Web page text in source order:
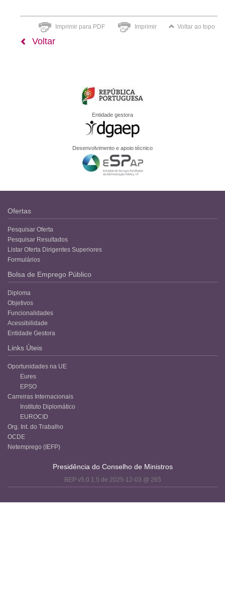
Imprimir para PDF Imprimir Voltar ao topo
Voltar
Entidade gestora
Desenvolvimento e apoio técnico
Ofertas
Pesquisar Oferta
Pesquisar Resultados
Listar Oferta Dirigentes Superiores
Formulários
Bolsa de Emprego Público
Diploma
Objetivos
Funcionalidades
Acessibilidade
Entidade Gestora
Links Úteis
Oportunidades na UE
Eures
EPSO
Carreiras Internacionais
Instituto Diplomático
EUROCID
Org. Int. do Trabalho
OCDE
Netemprego (IEFP)
Presidência do Conselho de Ministros
BEP v5.0.1.5 de 2025-12-03 @ 265